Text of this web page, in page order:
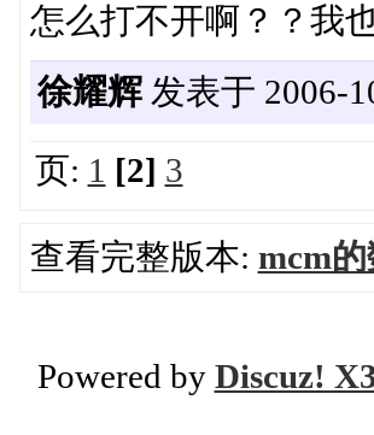
怎么打不开啊？？我
徐耀辉发表于 2006-
页: 1 [2] 3
查看完整版本: mcm
Powered by Discuz!